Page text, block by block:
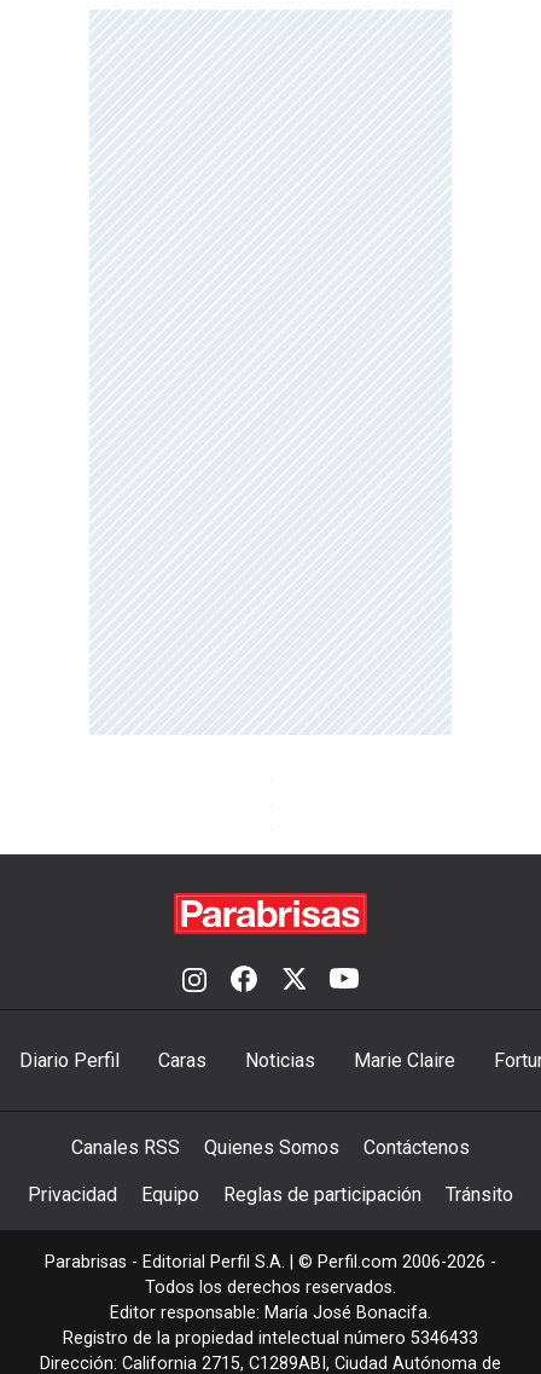
Diario Perfil Caras Noticias Marie Claire
Canales RSS Quienes Somos Contáctenos
Privacidad Equipo Reglas de participación Tránsito
Parabrisas - Editorial Perfil S.A. | © Perfil.com 2006-2026 -
Todos los derechos reservados.
Editor responsable: María José Bonacifa.
Registro de la propiedad intelectual número 5346433
Dirección: California 2715, C1289ABI , Ciudad Autónoma de